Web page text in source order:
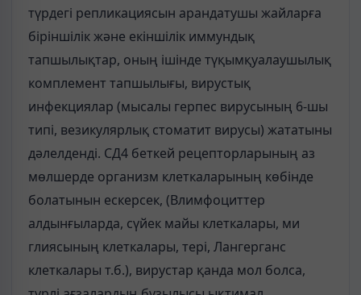
түрдегі репликациясын арандатушы жайларға
біріншілік және екіншілік иммундық
тапшылықтар, оның ішінде түқымқуалаушылық
комплемент тапшылығы, вирустық
инфекциялар (мысалы герпес вирусының 6-шы
типі, везикулярлық стоматит вирусы) жататыны
дәлелденді. СД4 беткей рецепторларының аз
мөлшерде организм клеткаларының көбінде
болатынын ескерсек, (Влимфоциттер
алдынғыларда, сүйек майы клеткалары, ми
глиясының клеткалары, тері, Лангерганс
клеткалары т.б.), вирустар қанда мол болса,